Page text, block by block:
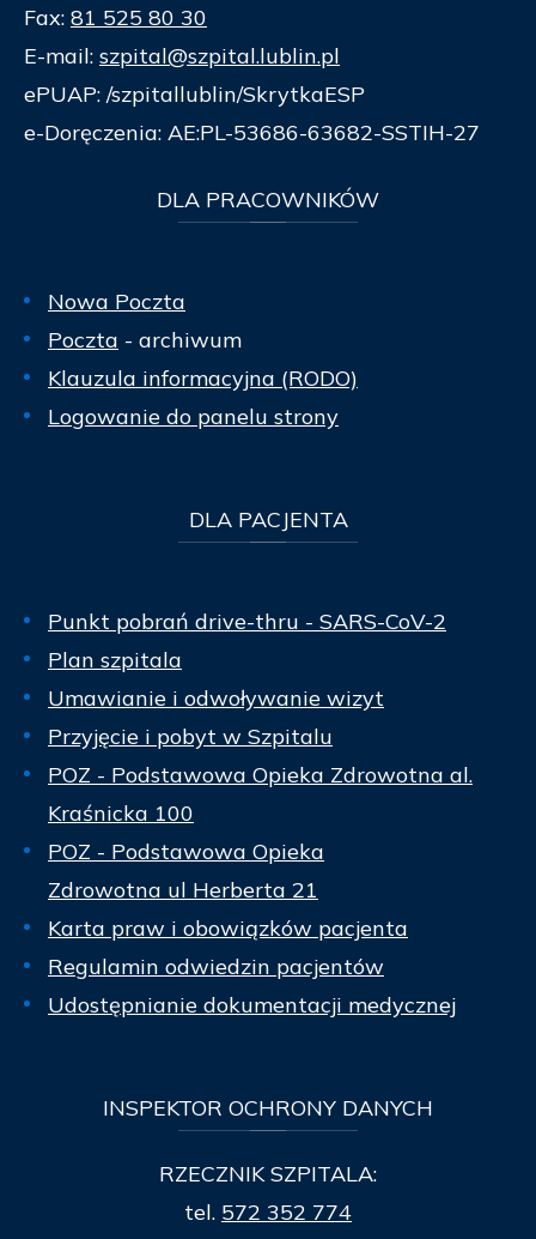
Fax: 81 525 80 30
E-mail: szpital@szpital.lublin.pl
ePUAP: /szpitallublin/SkrytkaESP
e-Doręczenia: AE:PL-53686-63682-SSTIH-27
DLA PRACOWNIKÓW
Nowa Poczta
Poczta - archiwum
Klauzula informacyjna (RODO)
Logowanie do panelu strony
DLAPACJENTA
Punkt pobrań drive-thru - SARS-CoV-2
Plan szpitala
Umawianie i odwoływanie wizyt
Przyjęcie i pobyt w Szpitalu
POZ - Podstawowa Opieka Zdrowotna al.
Kraśnicka 100
POZ - Podstawowa Opieka
Zdrowotna ul Herberta 21
Karta praw i obowiązków pacjenta
Regulamin odwiedzin pacjentów
Udostępnianie dokumentacji medycznej
INSPEKTOR OCHRONY DANYCH
RZECZNIK SZPITALA:
tel. 572 352 774